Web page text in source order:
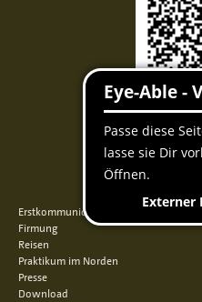
Facebook
Erstkommunion
Firmung
Reisen
Praktikum im Norden
Presse
Download